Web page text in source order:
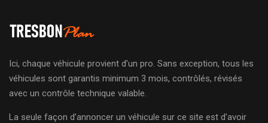
Ici, chaque véhicule provient d’un pro. Sans exception, tous les
véhicules sont garantis minimum 3 mois, contrôlés, révisés
avec un contrôle technique valable.
La seule façon d’annoncer un véhicule sur ce site est d’avoir